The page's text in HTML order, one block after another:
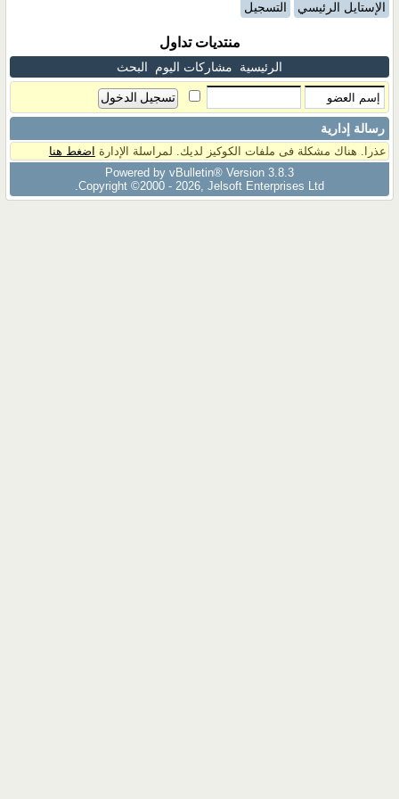
الإستايل الرئيسي التسجيل
منتديات تداول
الرئيسية مشاركات اليوم البحث
رسالة إدارية
عذرا. هناك مشكلة فى ملفات الكوكيز لديك. لمراسلة الإدارة اضغط هنا
Powered by vBulletin® Version 3.8.3
Copyright ©2000 - 2026, Jelsoft Enterprises Ltd.